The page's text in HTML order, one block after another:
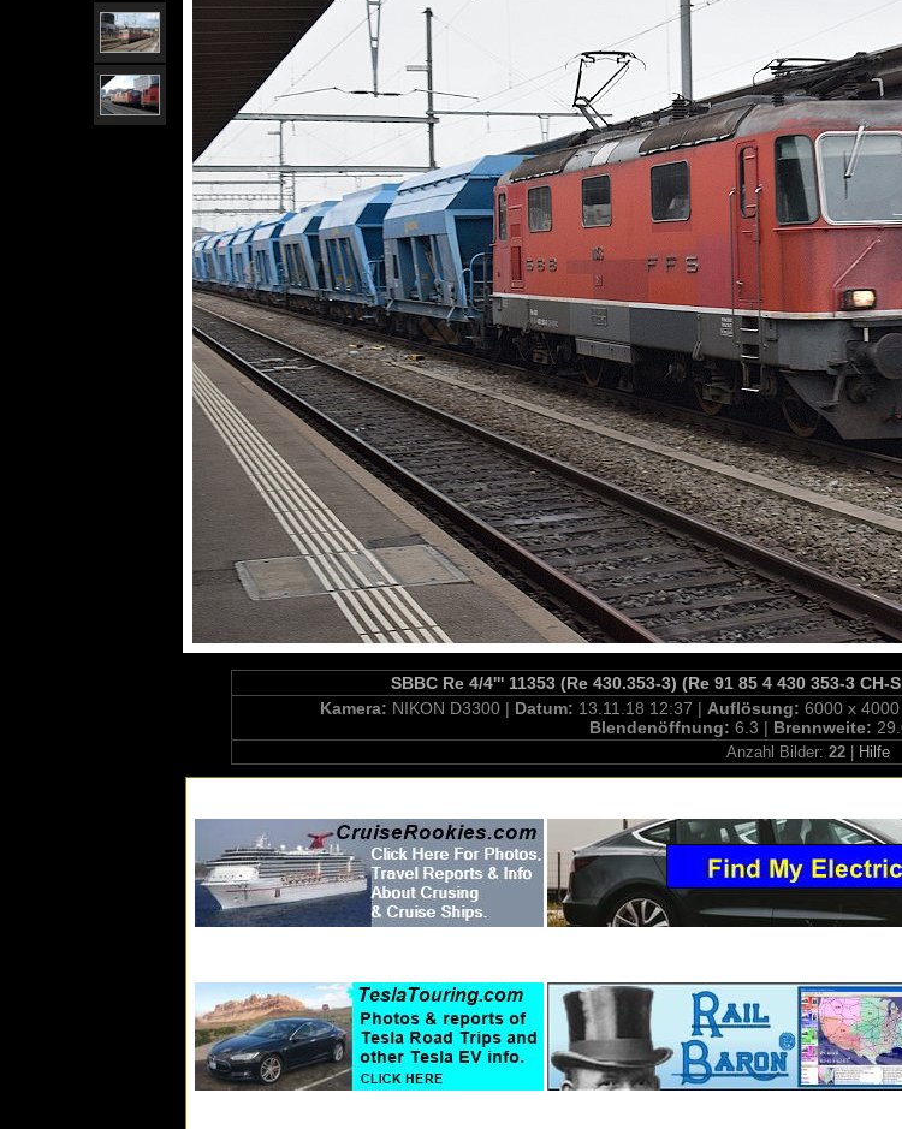
SBBC Re 4/4''' 11353 (Re 430.353-3) (Re 91 85 4 430 353-3 CH-
Kamera: NIKON D3300 | Datum: 13.11.18 12:37 | Auflösung: 6000 x 4000
Blendenöffnung: 6.3 | Brennweite:
Anzahl Bilder: 22 Hilfe